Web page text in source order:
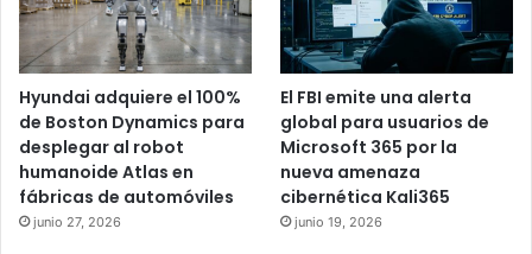
Hyundai adquiere el 100%
de Boston Dynamics para
desplegar al robot
humanoide Atlas en
fábricas de automóviles
junio 27, 2026
El FBI emite una alerta
global para usuarios de
Microsoft 365 por la
nueva amenaza
cibernética Kali365
junio 19, 2026